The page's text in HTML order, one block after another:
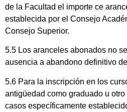
de la Facultad el importe ce
establecida por el Consejo
Consejo Superior.
5.5 Los aranceles abonados no
ausencia a abandono definitivo
5.6 Para la inscripción en los
antigüedad como graduado u
casos específicamente